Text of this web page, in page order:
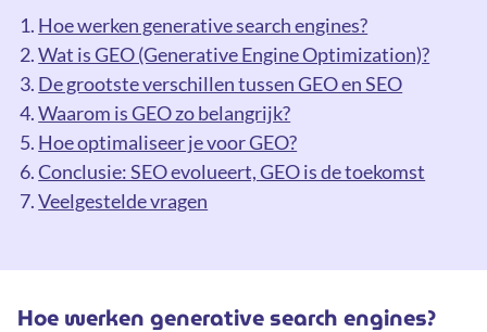
Hoe werken generative search engines?
Wat is GEO (Generative Engine Optimization)?
De grootste verschillen tussen GEO en SEO
Waarom is GEO zo belangrijk?
Hoe optimaliseer je voor GEO?
Conclusie: SEO evolueert, GEO is de toekomst
Veelgestelde vragen
Hoe werken generative search engines?